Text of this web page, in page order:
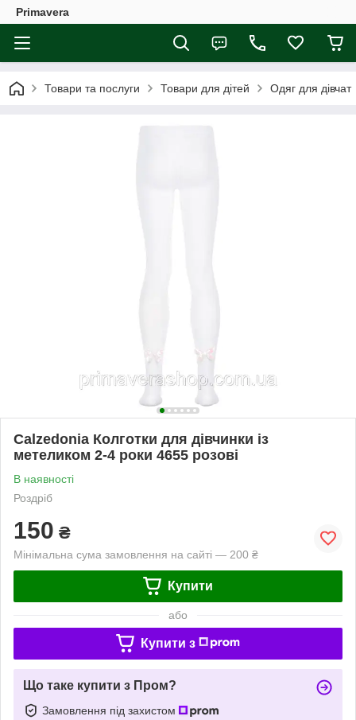
Primavera
Товари та послуги Товари для дітей Одяг для дівчат
Calzedonia Колготки для дівчинки із
метеликом 2-4 роки 4655 розові
В наявності
Роздріб
150 ₴
Мінімальна сума замовлення на сайті — 200 ₴
Купити
або
Купити з
Що таке купити з Пром?
Замовлення під захистом